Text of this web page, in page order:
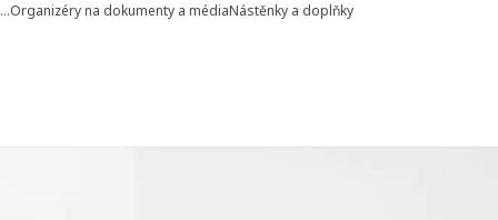
…Organizéry na dokumenty a médiaNástěnky a doplňky